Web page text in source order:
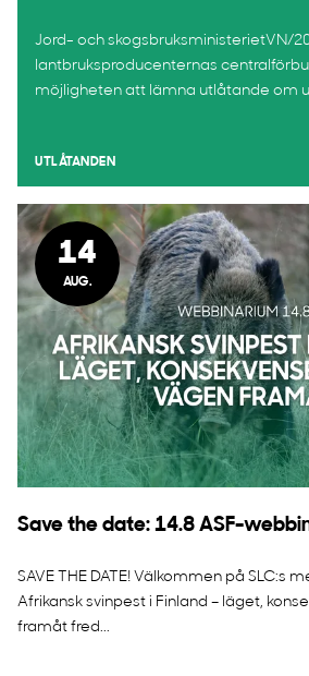
Jord- och skogsbruksministerietVN/
lantbruksproducenternas
möjligheten att lämna utlåtande om
UTLÅTANDEN
14
AUG.
Save the date: 14.8 ASF-
SAVE THE DATE! Välkommen på SLC:s
Afrikansk svinpest i Finland – läget,
framåt fred...